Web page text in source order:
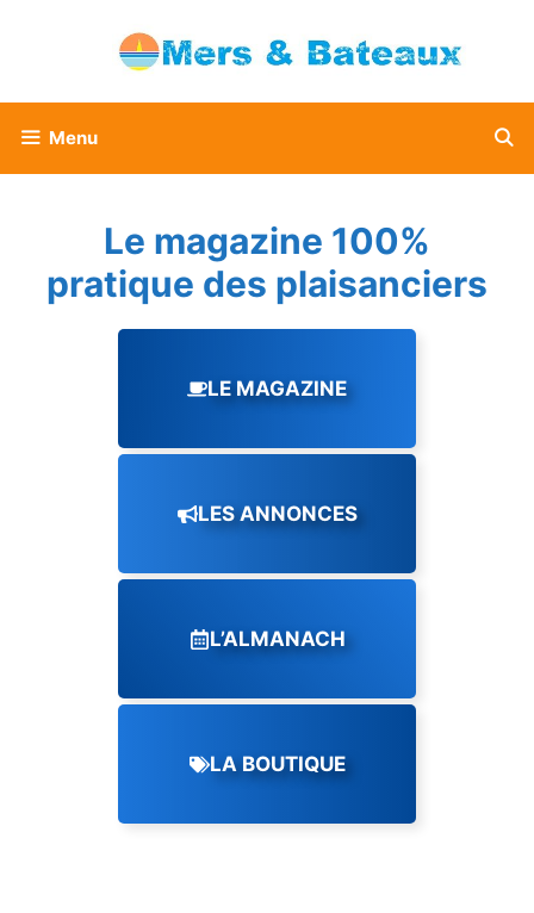
Menu
Le magazine 100%
pratique des plaisanciers
LE MAGAZINE
LES ANNONCES
L’ALMANACH
LA BOUTIQUE